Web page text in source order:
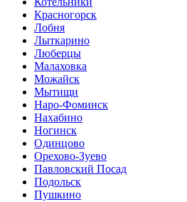
Красногорск
Лобня
Лыткарино
Люберцы
Малаховка
Можайск
Мытищи
Наро-Фоминск
Нахабино
Ногинск
Одинцово
Орехово-Зуево
Павловский Посад
Подольск
Пушкино